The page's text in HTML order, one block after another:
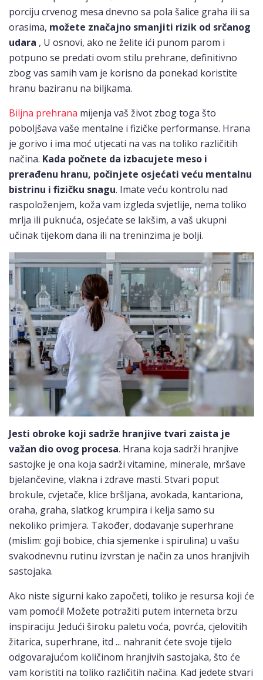
porciju crvenog mesa dnevno sa pola šalice graha ili sa
orasima, možete značajno smanjiti rizik od srčanog
udara , U osnovi, ako ne želite ići punom parom i
potpuno se predati ovom stilu prehrane, definitivno
zbog vas samih vam je korisno da ponekad koristite
hranu baziranu na biljkama.
Biljna prehrana mijenja vaš život zbog toga što
poboljšava vaše mentalne i fizičke performanse. Hrana
je gorivo i ima moć utjecati na vas na toliko različitih
načina. Kada počnete da izbacujete meso i
prerađenu hranu, počinjete osjećati veću mentalnu
bistrinu i fizičku snagu. Imate veću kontrolu nad
raspoloženjem, koža vam izgleda svjetlije, nema toliko
mrlja ili puknuća, osjećate se lakšim, a vaš ukupni
učinak tijekom dana ili na treninzima je bolji.
Jesti obroke koji sadrže hranjive tvari zaista je
važan dio ovog procesa. Hrana koja sadrži hranjive
sastojke je ona koja sadrži vitamine, minerale, mršave
bjelančevine, vlakna i zdrave masti. Stvari poput
brokule, cvjetače, klice bršljana, avokada, kantariona,
oraha, graha, slatkog krumpira i kelja samo su
nekoliko primjera. Također, dodavanje superhrane
(mislim: goji bobice, chia sjemenke i spirulina) u vašu
svakodnevnu rutinu izvrstan je način za unos hranjivih
sastojaka.
Ako niste sigurni kako započeti, toliko je resursa koji će
vam pomoći! Možete potražiti putem interneta brzu
inspiraciju. Jedući široku paletu voća, povrća, cjelovitih
žitarica, superhrane, itd ... nahranit ćete svoje tijelo
odgovarajućom količinom hranjivih sastojaka, što će
vam koristiti na toliko različitih načina. Kad jedete stvari